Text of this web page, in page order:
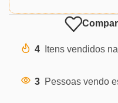
4 Itens vendidos
3 Pessoas vendo